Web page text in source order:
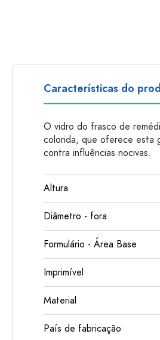
Características do
O vidro do frasco de
colorida, que oferece esta
contra influências nocivas.
Altura
Diâmetro - fora
Formulário - Área Base
Imprimível
Material
País de fabricação